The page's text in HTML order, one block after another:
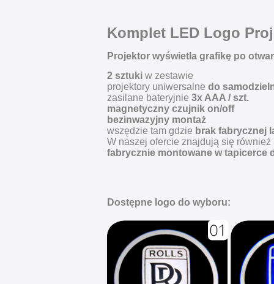
Komplet LED Logo
Projektor wyświetla grafikę po
2 sztukiw zestawie
projektory uniwersalne do
zasilane bateryjnie 3x AAA / szt.
magnetyczny czujnik on/off
bezinwazyjny montaż
wszędzie tam gdzie brak fabrycznej
W naszej ofercie znajdują się
fabrycznie montowane w tapicerce
Dostępne logo do wyboru: